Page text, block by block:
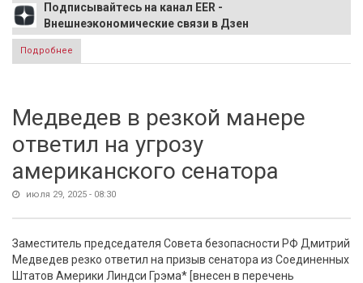
Подписывайтесь на канал EER -
Внешнеэкономические связи в Дзен
Подробнее
на Путина
Медведев в резкой манере
ответил на угрозу
американского сенатора
июля 29, 2025 - 08:30
Заместитель председателя Совета безопасности РФ Дмитрий
Медведев резко ответил на призыв сенатора из Соединенных
Штатов Америки Линдси Грэма* [внесен в перечень